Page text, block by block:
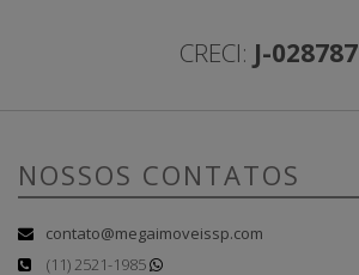
CRECI: J-028787
NOSSOS CONTATOS
contato@megaimoveissp.com
(11) 2521-1985